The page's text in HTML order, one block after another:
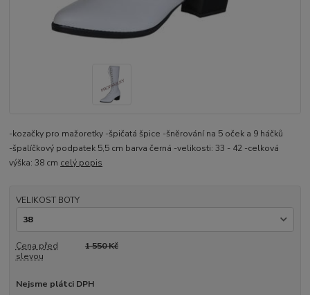
-kozačky pro mažoretky -špičatá špice -šněrování na 5 oček a 9 háčků
-špalíčkový podpatek 5,5 cm barva černá -velikosti: 33 - 42 -celková
výška: 38 cm celý popis
VELIKOST BOTY
Cena před
slevou
1 550 Kč
Nejsme plátci DPH